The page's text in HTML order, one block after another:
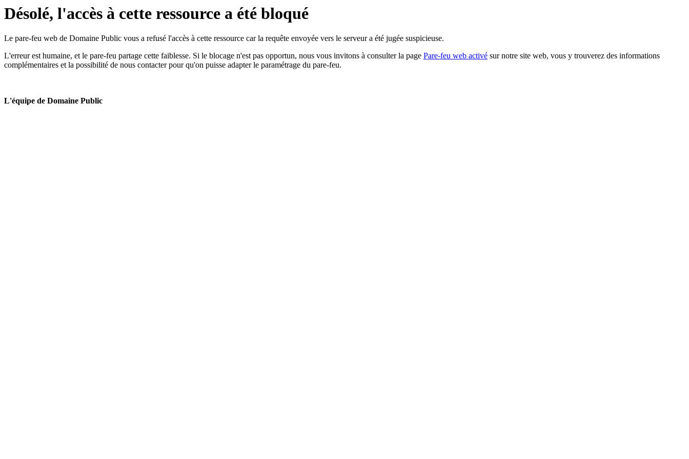
Désolé, l'accès à cette ressource a été bloqué
Le pare-feu web de Domaine Public vous a refusé l'accès à cette ressource car la requête envoyée vers le serveur a été jugée suspicieuse.
L'erreur est humaine, et le pare-feu partage cette faiblesse. Si le blocage n'est pas opportun, nous vous invitons à consulter la page Pare-feu web activé sur notre site web, vous y trouverez des informations
complémentaires et la possibilité de nous contacter pour qu'on puisse adapter le paramétrage du pare-feu.
L'équipe de Domaine Public